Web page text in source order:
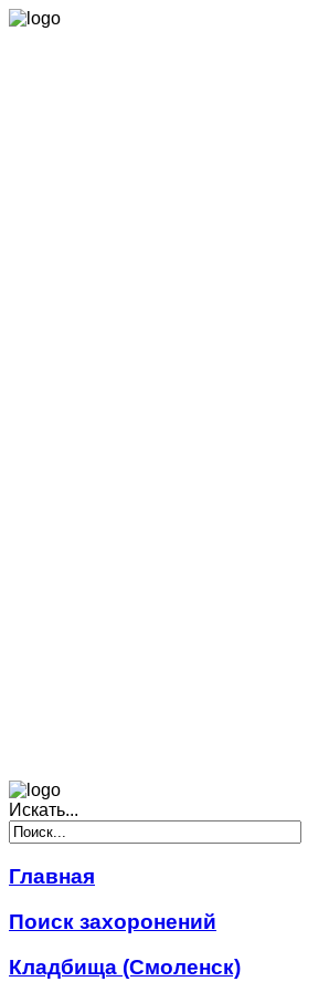
Искать...
Главная
Поиск захоронений
Кладбища (Смоленск)